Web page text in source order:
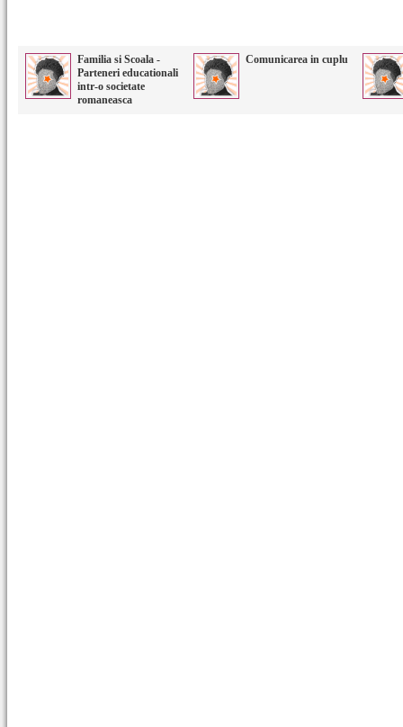
Familia si Scoala -
Parteneri educationali
intr-o societate
romaneasca
Comunicarea in cuplu